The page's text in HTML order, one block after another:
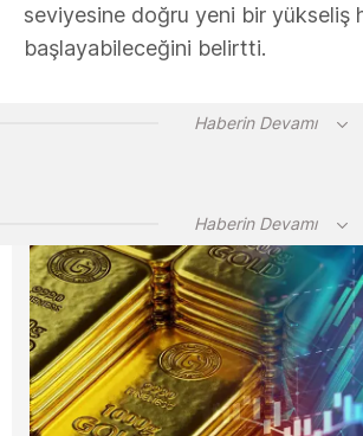
seviyesine doğru yeni bir yükseliş
başlayabileceğini belirtti.
Haberin Devamı
Haberin Devamı